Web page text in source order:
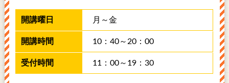
月～金
10：40～20：00
11：00～19：30